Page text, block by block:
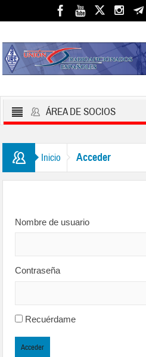
ÁREA DE SOCIOS
Inicio Acceder
Nombre de usuario
Contraseña
Recuérdame
Acceder